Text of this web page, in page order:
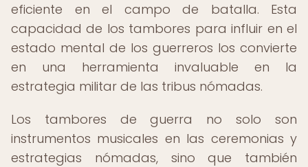
eficiente en el campo de batalla. Esta
capacidad de los tambores para influir en el
estado mental de los guerreros los convierte
en una herramienta invaluable en la
estrategia militar de las tribus nómadas.
Los tambores de guerra no solo son
instrumentos musicales en las ceremonias y
estrategias nómadas, sino que también